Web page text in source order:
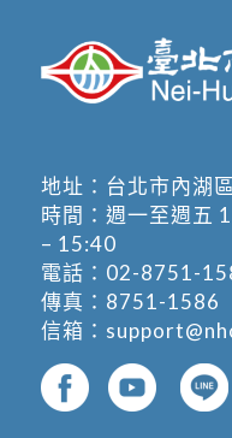
地址： 台北市內湖
時間：週一至週五
– 15:40
電話： 02-8751-
傳真：8751-1586
信箱：